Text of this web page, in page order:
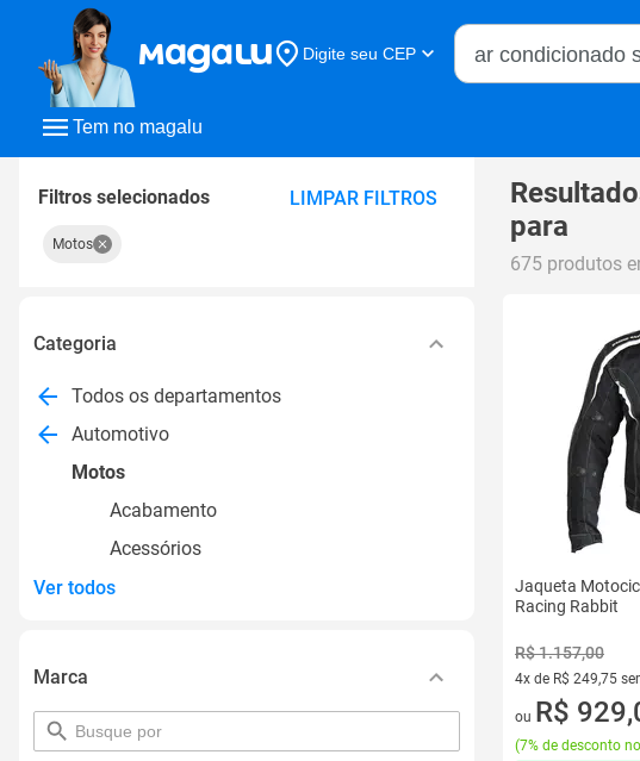
Tem no magalu
Digite seu CEP
Buscar no Magalu
Filtros selecionados LIMPAR FILTROS
Motos
Categoria
Todos os departamentos
Automotivo
Motos
Acabamento
Acessórios
Ver todos
Marca
pesquisar
por
para
675 produtos
Jaqueta
Racing Rabbit
R$ 1.157,00
4x de R$ 249,75
4 vez de R$
ou R$
(7% de desconto